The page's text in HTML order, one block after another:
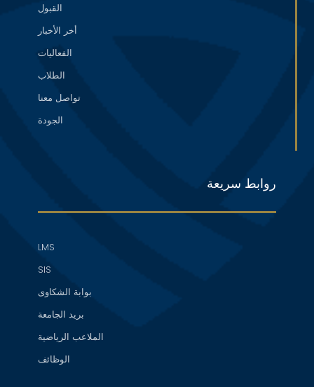
القبول
أخر الأخبار
الفعاليات
الطلاب
تواصل معنا
الجودة
روابط سريعة
LMS
SIS
بوابة الشكاوى
بريد الجامعة
الملاعب الرياضية
الوظائف